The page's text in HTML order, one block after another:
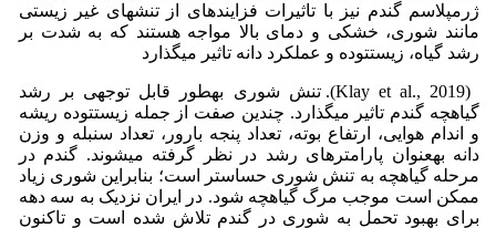
ژرمپلاسم گندم نیز با تاثیرات فزایندهای از تنشهای غیر زیستی
مانند شوری، خشکی و دمای بالا مواجه هستند که به شدت بر
رشد گیاه، زیستتوده و عملکرد دانه تاثیر میگذارد
(Klay et al., 2019). تنش شوری بهطور قابل توجهی بر رشد
گیاهچه گندم تاثیر میگذارد. چندین صفت از جمله زیستتوده ریشه
و اندام هوایی، ارتفاع بوته، تعداد پنجه بارور، تعداد سنبله و وزن
دانه بهعنوان پارامترهای رشد در نظر گرفته میشوند. گندم در
مرحله گیاهچه به تنش شوری حساستر است؛ بنابراین شوری زیاد
ممکن است موجب مرگ گیاهچه شود. در ایران نزدیک به سه دهه
برای بهبود تحمل به شوری در گندم تلاش شده است و تاکنون